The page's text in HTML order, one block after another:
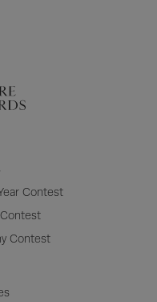
Contest
Contest